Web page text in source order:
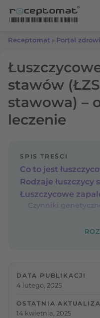
Receptomat » Portal
stawów
stawowa) –
leczenie
SPIS TREŚCI
Co to jest
Rodzaje łuszczycy
Łuszczycowe
Czynniki
DATA PUBLIKACJI
4 lutego, 2025
OSTATNIA
14 kwietnia, 2025